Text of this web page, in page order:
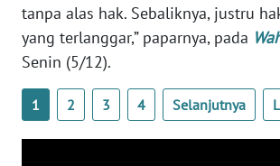
tanpa alas hak. Sebaliknya, justru
yang terlanggar,” paparnya, pada
Senin (5/12).
1 2 3 4 Selanjutnya
RIAU
WN
SERAMBI
WN
JAMBI